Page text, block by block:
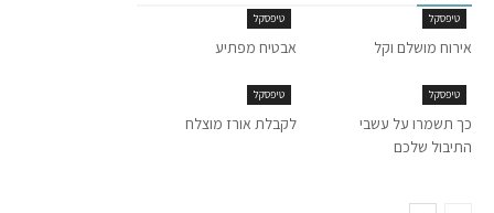
טיפסקל
אירוח מושלם וקל
טיפסקל
אבטיח מפתיע
טיפסקל
כך תשמרו על עשבי
התיבול שלכם
טיפסקל
לקבלת אורז מוצלח